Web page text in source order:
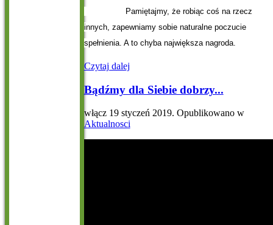
Pamiętajmy, że robiąc coś na rzecz
innych, zapewniamy sobie naturalne poczucie
spełnienia. A to chyba największa nagroda.
Czytaj dalej
Bądźmy dla Siebie dobrzy...
włącz 19 styczeń 2019. Opublikowano w
Aktualnosci